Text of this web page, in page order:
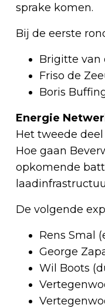
sprake komen.
Bij de eerste
Brigitte van
Friso de
Boris
Energie
Het tweede
Hoe gaan
opkomende
De volgende
Rens Smal
George
Wil Boots